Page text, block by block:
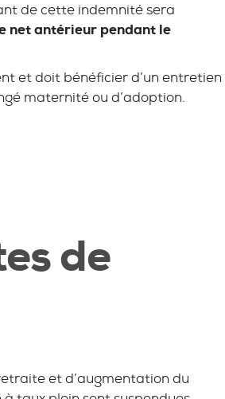
de cette indemnité sera
net antérieur pendant le
et doit bénéficier d’un entretien
maternité ou d’adoption.
de
et d’augmentation du